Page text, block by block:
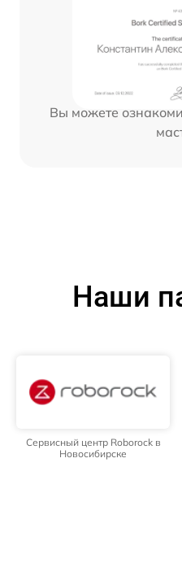
Вы можете
Наши
Сервисный центр Roborock в
Новосибирске